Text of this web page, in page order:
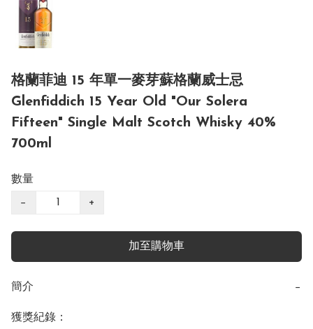
格蘭菲迪 15 年單一麥芽蘇格蘭威士忌
Glenfiddich 15 Year Old "Our Solera
Fifteen" Single Malt Scotch Whisky 40%
700ml
數量
− +
加至購物車
簡介 −
獲獎紀錄：